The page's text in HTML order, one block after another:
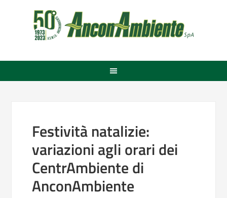
Festività natalizie:
variazioni agli orari dei
CentrAmbiente di
AnconAmbiente